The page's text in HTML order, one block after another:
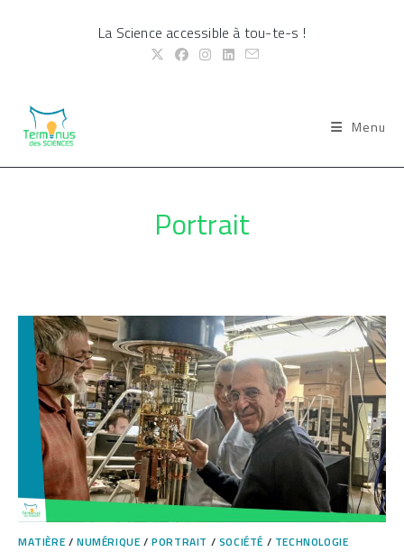
La Science accessible à tou-te-s !
Menu
Portrait
MATIÈRE /NUMÉRIQUE /PORTRAIT / SOCIÉTÉ / TECHNOLOGIE